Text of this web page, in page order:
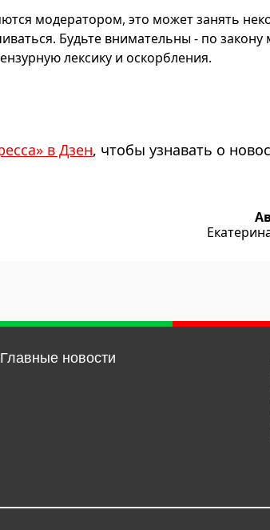
модератором, это может занять
Будьте внимательны - по
лексику и оскорбления.
в Дзен, чтобы узнавать о
Главные новости